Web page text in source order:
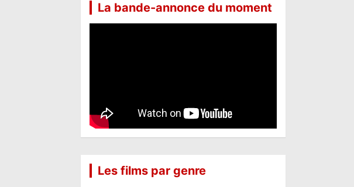
La bande-annonce du moment
Les films par genre